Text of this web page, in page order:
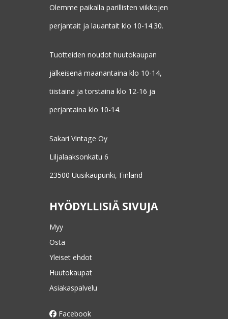
Olemme paikalla parillisten viikkojen
perjantait ja lauantait klo 10-14.30.
Tuotteiden noudot huutokaupan
jälkeisenä maanantaina klo 10-14,
tiistaina ja torstaina klo 12-16 ja
perjantaina klo 10-14.
Sakari Vintage Oy
Liljalaaksonkatu 6
23500 Uusikaupunki, Finland
HYÖDYLLISIÄ SIVUJA
Myy
Osta
Yleiset ehdot
Huutokaupat
Asiakaspalvelu
Facebook